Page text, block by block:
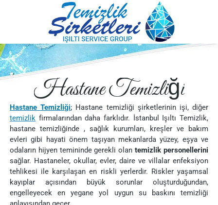
Hastane Temizliği
Hastane Temizliği; Hastane temizliği şirketlerinin işi, diğer
temizlik firmalarından daha farklıdır. İstanbul Işıltı Temizlik,
hastane temizliğinde , sağlık kurumları, kreşler ve bakım
evleri gibi hayati önem taşıyan mekanlarda yüzey, eşya ve
odaların hijyen temininde gerekli olantemizlik personellerini
sağlar. Hastaneler, okullar, evler, daire ve villalar enfeksiyon
tehlikesi ile karşılaşan en riskli yerlerdir. Riskler yaşamsal
kayıplar açısından büyük sorunlar oluşturduğundan,
engelleyecek en yegane yol uygun su baskını temizliği